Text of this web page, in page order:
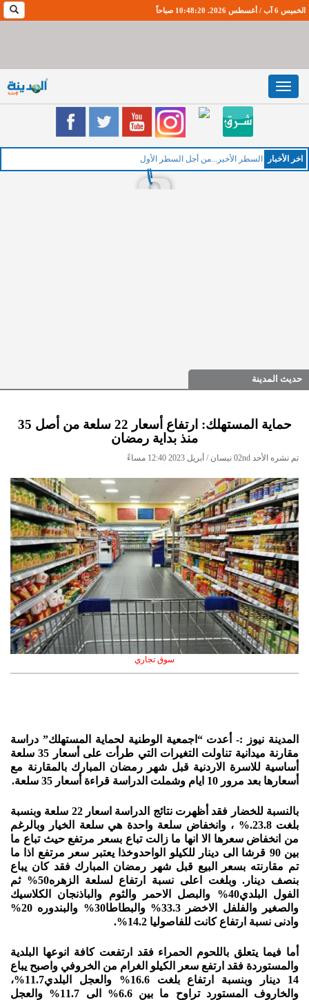
الخميس 6 آب / أغسطس 2026. 10:48:21 صباحاً
Toggle
navigation
اخر اﻷخبار
حديث المدينة
حماية المستهلك: ارتفاع أسعار 22 سلعة من أصل 35
منذ بداية رمضان
تم نشره الأحد 02nd نيسان / أبريل 2023 12:40 مساءً
سوق تجاري
المدينة نيوز :- أعدت “اجمعية الوطنية لحماية المستهلك” دراسة
مقارنة ميدانية تناولت التغيرات التي طرأت على أسعار 35 سلعة
أساسية للاسرة الاردنية قبل شهر رمضان المبارك بالمقارنة مع
أسعارها بعد مرور 10 ايام وشملت الدراسة قراءة أسعار 35 سلعة.
بالنسبة للخضار فقد أظهرت نتائج الدراسة اسعار 22 سلعة وبنسبة
بلغت 23.8.% ، وانخفاض سلعة واحدة هي سلعة الخيار وبالرغم
من انخفاض سعرها الا انها ما زالت تباع بسعر مرتفع حيث تباع ما
بين 90 قرشا الى دينار للكيلو الواحدوخذا يعتبر سعر مرتفع اذا ما
تم مقارنته بسعر البيع قبل شهر رمضان المبارك فقد كان يباع
بنصف دينار. وبلغت اعلى نسبة ارتفاع لسلعة الزهره50% ثم
الفول البلدي40% والبصل الاحمر والثوم والباذنجان الكلاسيك
والصغير والفلفل الاخضر 33.3% والبطاطا30% والبندوره 20%
وادنى نسبة ارتفاع كانت للفاصوليا 14.2%.
أما فيما يتعلق باللحوم الحمراء فقد ارتفعت كافة انوعها البلدية
والمستوردة فقد ارتفع سعر الكيلو الغرام من الخروفي واصبح يباع
14 دينار وبنسبة ارتفاع بلغت 16.6% والعجل البلدي11.7%،
والخاروف المستورد تراوح ما بين 6.6% الى 11.7% والعجل